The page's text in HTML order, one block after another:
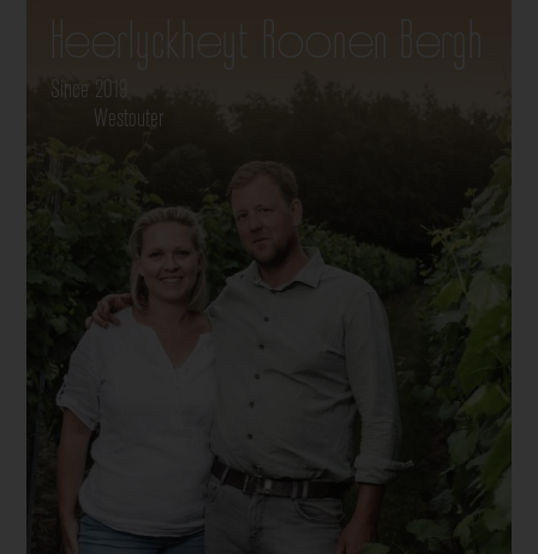
Heerlyckheyt Roonen Bergh
Since 2019
Westouter